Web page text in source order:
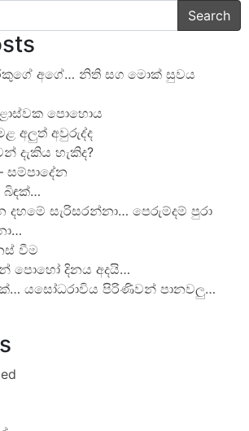
අගේ… නිති සග මොක් සුවය
පොහොය
අලුත් අවුරුද්ද
දැකිය හැකිද?
සම්පාදේන
දහමේ සැරිසරන්නා… පෙරුම්දම් පුරා
වීම
පොහෝ දිනය අදයි…
යසෝධරාවිය පිරිණිවන් පානවලු…